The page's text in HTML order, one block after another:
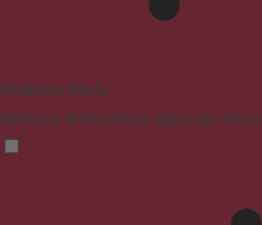
Blindness Mode
Reduces distractions, improves focus